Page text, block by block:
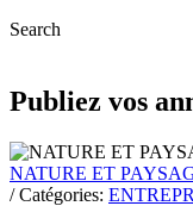
Search
Publiez vos
NATURE ET
/ Catégories: